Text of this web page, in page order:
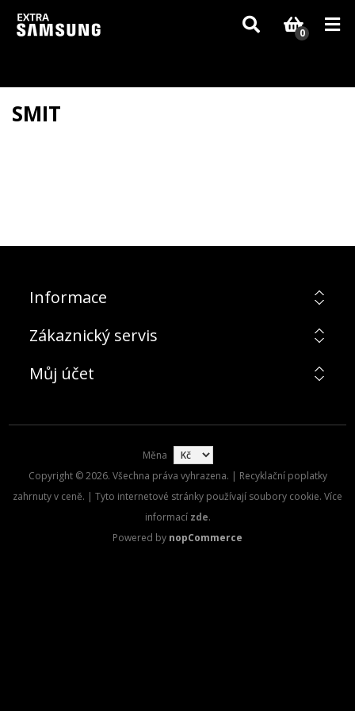
Vzhledem k aktuální situaci se může dodání dílů, které nejsou skladem,
zpozdit. Děkujeme za pochopení.
0
SMIT
Informace
Zákaznický servis
Můj účet
Měna
Copyright © 2026. Všechna práva vyhrazena. | Recyklační poplatky
zahrnuty v ceně. | Tyto internetové stránky používají soubory cookie. Více
informací zde.
Powered by nopCommerce